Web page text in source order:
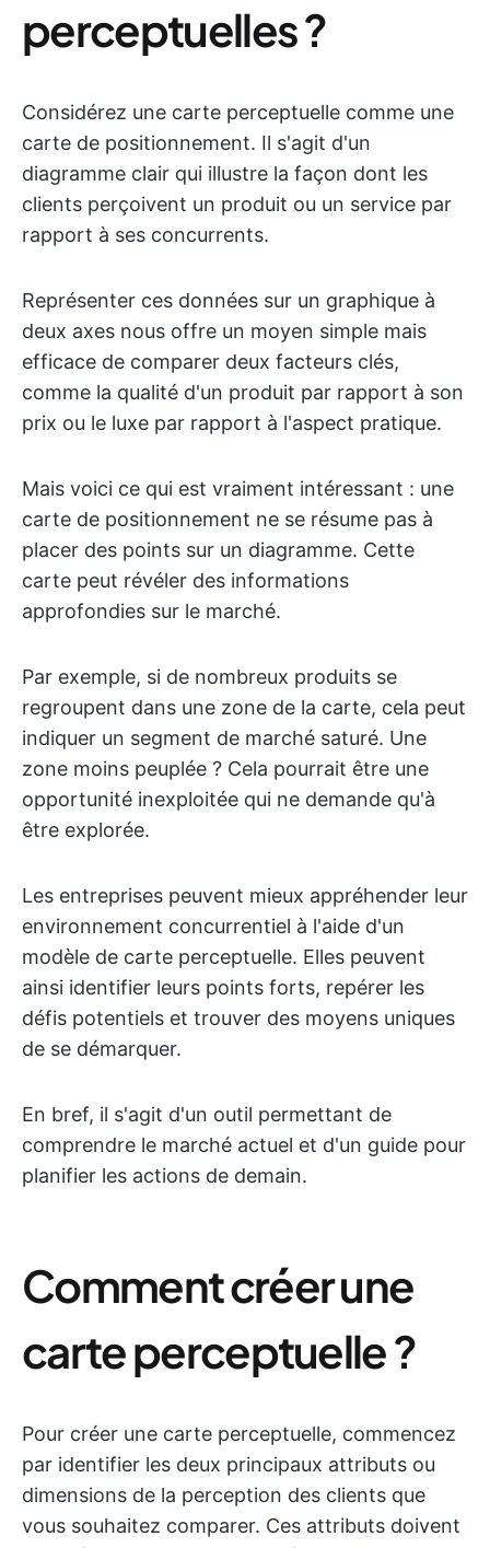
perceptuelles ?
Considérez une carte perceptuelle comme une
carte de positionnement. Il s'agit d'un
diagramme clair qui illustre la façon dont les
clients perçoivent un produit ou un service par
rapport à ses concurrents.
Représenter ces données sur un graphique à
deux axes nous offre un moyen simple mais
efficace de comparer deux facteurs clés,
comme la qualité d'un produit par rapport à son
prix ou le luxe par rapport à l'aspect pratique.
Mais voici ce qui est vraiment intéressant : une
carte de positionnement ne se résume pas à
placer des points sur un diagramme. Cette
carte peut révéler des informations
approfondies sur le marché.
Par exemple, si de nombreux produits se
regroupent dans une zone de la carte, cela peut
indiquer un segment de marché saturé. Une
zone moins peuplée ? Cela pourrait être une
opportunité inexploitée qui ne demande qu'à
être explorée.
Les entreprises peuvent mieux appréhender leur
environnement concurrentiel à l'aide d'un
modèle de carte perceptuelle. Elles peuvent
ainsi identifier leurs points forts, repérer les
défis potentiels et trouver des moyens uniques
de se démarquer.
En bref, il s'agit d'un outil permettant de
comprendre le marché actuel et d'un guide pour
planifier les actions de demain.
Comment créer une
carte perceptuelle ?
Pour créer une carte perceptuelle, commencez
par identifier les deux principaux attributs ou
dimensions de la perception des clients que
vous souhaitez comparer. Ces attributs doivent